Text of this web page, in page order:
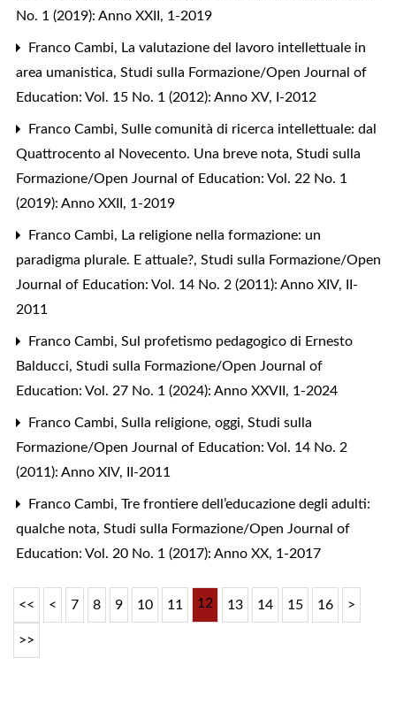
No. 1 (2019): Anno XXII, 1-2019
Franco Cambi, La valutazione del lavoro intellettuale in
area umanistica, Studi sulla Formazione/Open Journal of
Education: Vol. 15 No. 1 (2012): Anno XV, I-2012
Franco Cambi, Sulle comunità di ricerca intellettuale: dal
Quattrocento al Novecento. Una breve nota, Studi sulla
Formazione/Open Journal of Education: Vol. 22 No. 1
(2019): Anno XXII, 1-2019
Franco Cambi, La religione nella formazione: un
paradigma plurale. E attuale?, Studi sulla Formazione/Open
Journal of Education: Vol. 14 No. 2 (2011): Anno XIV, II-
2011
Franco Cambi, Sul profetismo pedagogico di Ernesto
Balducci, Studi sulla Formazione/Open Journal of
Education: Vol. 27 No. 1 (2024): Anno XXVII, 1-2024
Franco Cambi, Sulla religione, oggi, Studi sulla
Formazione/Open Journal of Education: Vol. 14 No. 2
(2011): Anno XIV, II-2011
Franco Cambi, Tre frontiere dell’educazione degli adulti:
qualche nota, Studi sulla Formazione/Open Journal of
Education: Vol. 20 No. 1 (2017): Anno XX, 1-2017
<< < 7 8 9 10 11 12 13 14 15 16 >
>>